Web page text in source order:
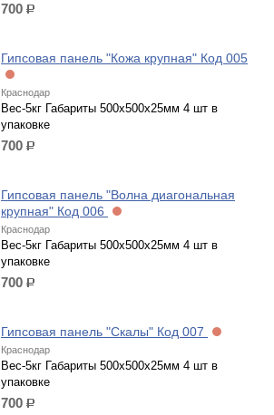
700 р.
Гипсовая панель "Кожа крупная" Код 005
Краснодар
Вес-5кг Габариты 500х500х25мм 4 шт в
упаковке
700 р.
Гипсовая панель "Волна диагональная
крупная" Код 006
Краснодар
Вес-5кг Габариты 500х500х25мм 4 шт в
упаковке
700 р.
Гипсовая панель "Скалы" Код 007
Краснодар
Вес-5кг Габариты 500х500х25мм 4 шт в
упаковке
700 р.